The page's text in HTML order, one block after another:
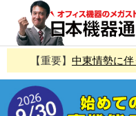
【重要】 中東情勢に